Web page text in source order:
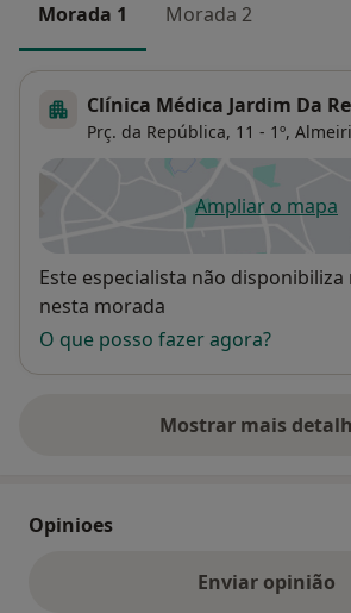
Morada 1 Morada 2
Clínica Médica Jardim Da
Prç. da República, 11 - 1º,
Ampliar o mapa
abre
Disponibilidade
Este especialista não
nesta morada
O que posso fazer agora?
Mostrar maissobre o
Opinioes
Enviar opinião